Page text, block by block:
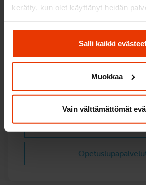
kerätty, kun olet käyttänyt heidän
Salli kaikki
Muokkaa
Vain välttämättömät
Suorita ajokortin sitten autokoulussa
opetusluvalla – meiltä löydät
Henkilöautokurssi
Lisäajotunnit